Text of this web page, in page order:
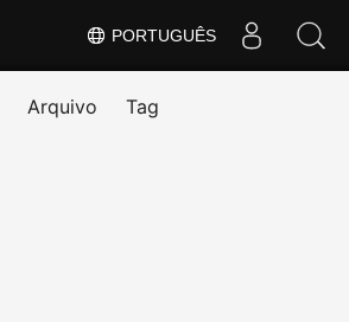
PORTUGUÊS
Arquivo Tag